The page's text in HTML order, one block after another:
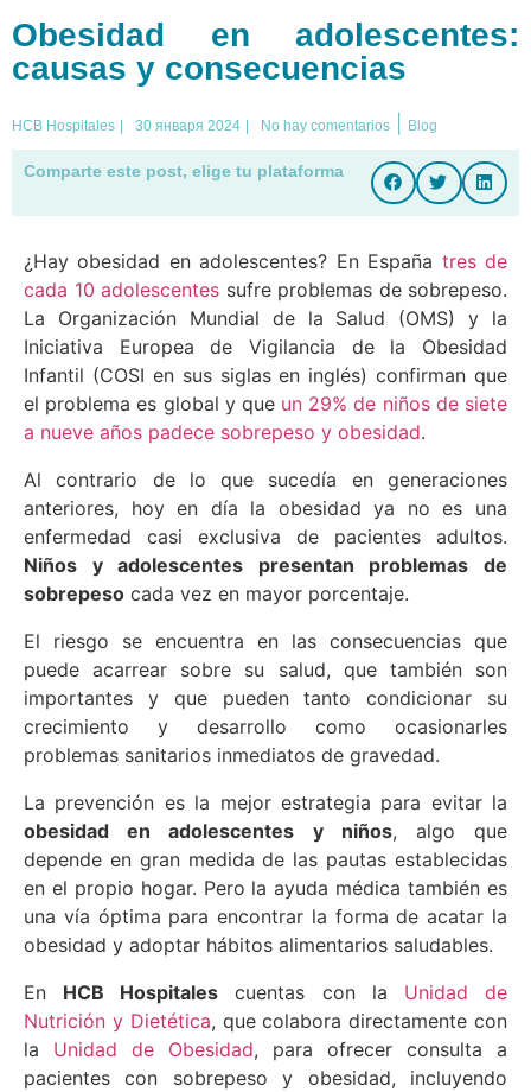
Obesidad en adolescentes:
causas y consecuencias
HCB Hospitales | 30 января 2024 | No hay comentarios Blog
Comparte este post, elige tu plataforma
¿Hay obesidad en adolescentes? En España tres de
cada 10 adolescentes sufre problemas de sobrepeso.
La Organización Mundial de la Salud (OMS) y la
Iniciativa Europea de Vigilancia de la Obesidad
Infantil (COSI en sus siglas en inglés) confirman que
el problema es global y que un 29% de niños de siete
a nueve años padece sobrepeso y obesidad.
Al contrario de lo que sucedía en generaciones
anteriores, hoy en día la obesidad ya no es una
enfermedad casi exclusiva de pacientes adultos.
Niños y adolescentes presentan problemas de
sobrepeso cada vez en mayor porcentaje.
El riesgo se encuentra en las consecuencias que
puede acarrear sobre su salud, que también son
importantes y que pueden tanto condicionar su
crecimiento y desarrollo como ocasionarles
problemas sanitarios inmediatos de gravedad.
La prevención es la mejor estrategia para evitar la
obesidad en adolescentes y niños, algo que
depende en gran medida de las pautas establecidas
en el propio hogar. Pero la ayuda médica también es
una vía óptima para encontrar la forma de acatar la
obesidad y adoptar hábitos alimentarios saludables.
En HCB Hospitales cuentas con la Unidad de
Nutrición y Dietética, que colabora directamente con
la Unidad de Obesidad, para ofrecer consulta a
pacientes con sobrepeso y obesidad, incluyendo